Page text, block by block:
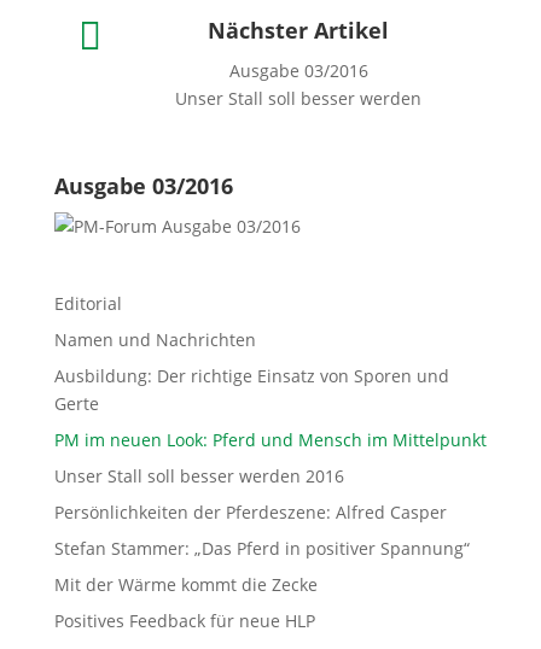
 Nächster Artikel
Ausgabe 03/2016
Unser Stall soll besser werden
Ausgabe 03/2016
Editorial
Namen und Nachrichten
Ausbildung: Der richtige Einsatz von Sporen und
Gerte
PM im neuen Look: Pferd und Mensch im Mittelpunkt
Unser Stall soll besser werden 2016
Persönlichkeiten der Pferdeszene: Alfred Casper
Stefan Stammer: „Das Pferd in positiver Spannung“
Mit der Wärme kommt die Zecke
Positives Feedback für neue HLP